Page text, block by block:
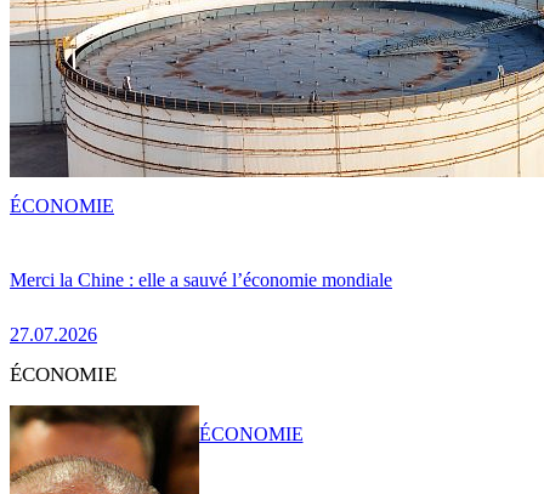
Merci la Chine : elle a sauvé l’économie mondiale
27.07.2026
ÉCONOMIE
ÉCONOMIE
ÉCONOMIE